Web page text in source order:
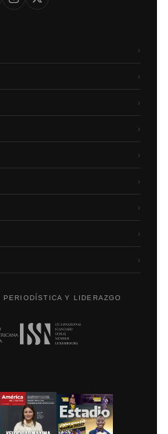
›
›
›
›
›
›
›
›
›
Y LIDERAZGO